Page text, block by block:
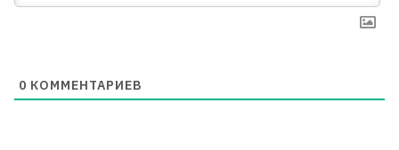
0 КОММЕНТАРИЕВ